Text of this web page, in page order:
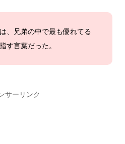
、兄弟の中で最も優れてる
す言葉だった。
サーリンク